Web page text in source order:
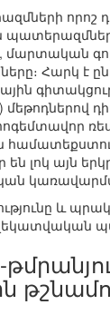
որոշ
Հարկ է
լոկ այն
և